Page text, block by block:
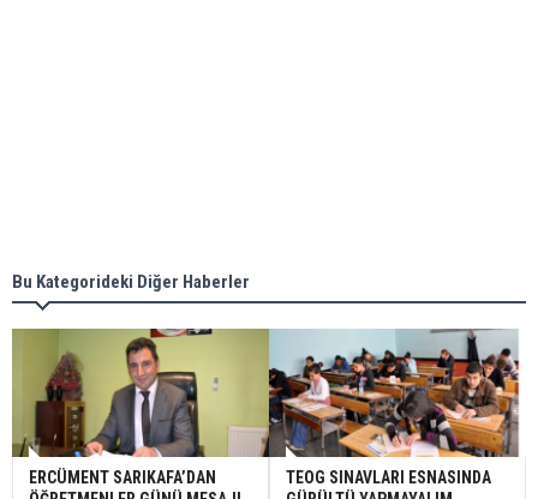
Bu Kategorideki Diğer Haberler
ERCÜMENT SARIKAFA’DAN
TEOG SINAVLARI ESNASINDA